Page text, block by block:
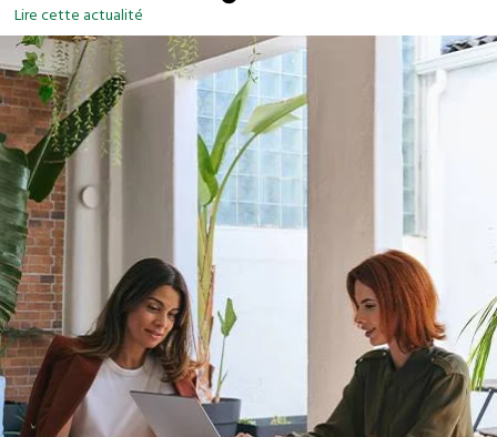
Lire cette actualité